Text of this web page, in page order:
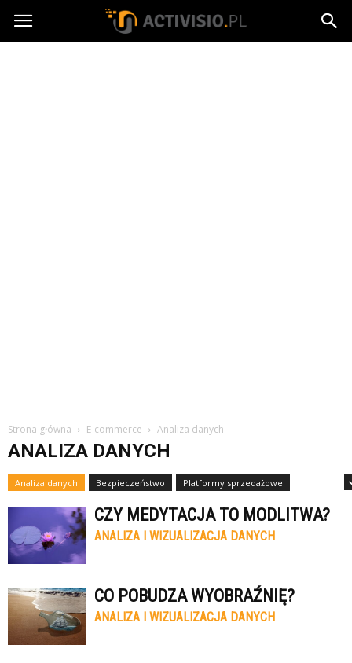
Activisio.pl
Strona główna E-commerce Analiza danych
ANALIZA DANYCH
Analiza danych Bezpieczeństwo
Platformy sprzedażowe
CZY MEDYTACJA TO MODLITWA?
ANALIZA I WIZUALIZACJA DANYCH
CO POBUDZA WYOBRAŹNIĘ?
ANALIZA I WIZUALIZACJA DANYCH